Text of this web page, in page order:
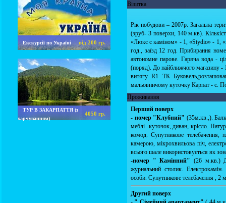
Екскурсії по Україні від 200 гр.
ТУР В ЗАКАРПАТТЯ (з
харчуванням)
4050 гр.
Візитка
Рік побудови – 2007р. Загальна
(зруб- 3 поверхи, 140 м.кв).
«Люкс с каміном» - 1, «Stydio» - 1,
год., заїзд 12 год. Прибирання
автономне парове. Гаряча вода -
(поряд). До найближчого магазину
витягу R1 ТК
мальовничому куточку Карпат - с.
Проживання
Перший поверх
- номер "Клубний" (35м.кв.,).
меблі -куточок, диван, крісло.
комод. Супутникове
камерою, мікрохвильова піч,
всього шале використовується як
-номер " Камінний" (26 м.кв.)
журнальний столик.
особи. Супутникове телебачення ,
Другий поверх